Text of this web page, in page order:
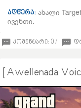
აღწერა: ახალი
ივენთი.
კომენტარი: 0 /
[ Awellenada